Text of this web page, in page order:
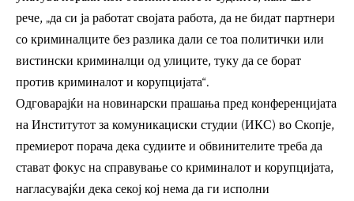
рече, „да си ја работат својата работа, да не бидат партнери
со криминалците без разлика дали се тоа политички или
вистински криминалци од улиците, туку да се борат
против криминалот и корупцијата“.
Одговарајќи на новинарски прашања пред конференцијата
на Институтот за комуникациски студии (ИКС) во Скопје,
премиерот порача дека судиите и обвинителите треба да
стават фокус на справување со криминалот и корупцијата,
нагласувајќи дека секој кој нема да ги исполни